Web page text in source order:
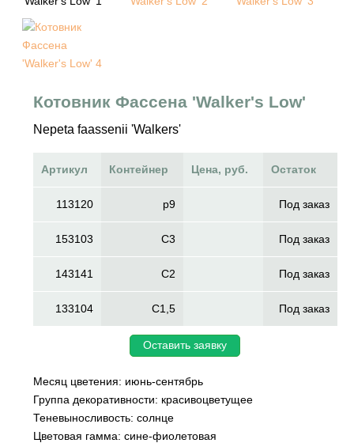
Котовник Фассена 'Walker's Low'
Nepeta faassenii 'Walkers'
Артикул Контейнер Цена, руб. Остаток
113120 p9 Под заказ
153103 C3 Под заказ
143141 C2 Под заказ
133104 C1,5 Под заказ
Оставить заявку
Месяц цветения: июнь-сентябрь
Группа декоративности: красивоцветущее
Теневыносливость: солнце
Цветовая гамма: сине-фиолетовая